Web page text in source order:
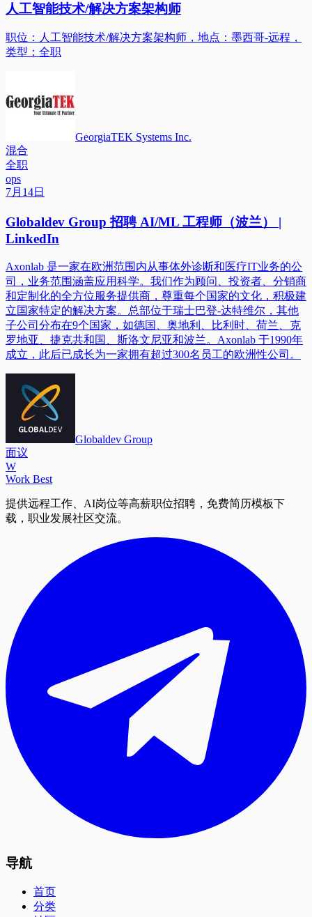
人工智能技术/解决方案架构师
职位：人工智能技术/解决方案架构师，地点：墨西哥-远程，
类型：全职
GeorgiaTEK Systems Inc.
混合
全职
ops
7月14日
Globaldev Group 招聘 AI/ML 工程师（波兰） |
LinkedIn
Axonlab 是一家在欧洲范围内从事体外诊断和医疗IT业务的公
司，业务范围涵盖应用科学。我们作为顾问、投资者、分销商
和定制化的全方位服务提供商，尊重每个国家的文化，积极建
立国家特定的解决方案。总部位于瑞士巴登-达特维尔，其他
子公司分布在9个国家，如德国、奥地利、比利时、荷兰、克
罗地亚、捷克共和国、斯洛文尼亚和波兰。Axonlab 于1990年
成立，此后已成长为一家拥有超过300名员工的欧洲性公司。
Globaldev Group
面议
W
Work Best
提供远程工作、AI岗位等高薪职位招聘，免费简历模板下
载，职业发展社区交流。
导航
首页
分类